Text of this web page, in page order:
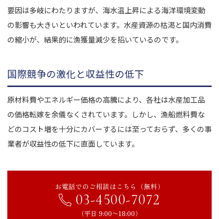
要因は多岐にわたりますが、海水温上昇による海洋環境変動
の影響も大きいといわれています。水産資源の枯渇と国内消費
の縮小が、結果的に漁獲量減少を招いているのです。
国際競争の激化と収益性の低下
原材料費やエネルギー価格の高騰により、各社は水産加工品
の価格転嫁を余儀なくされています。しかし、漁船燃料費な
どのコスト増を十分にカバーするには至っておらず、多くの事
業者が収益性の低下に直面しています。
お電話でのご相談はこちら（無料）
03-4500-7072
（平日 9:00〜18:00）